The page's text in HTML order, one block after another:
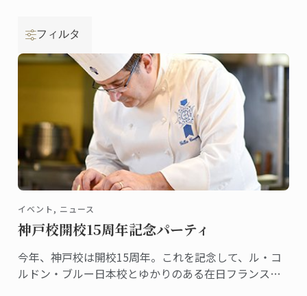
フィルタ
イベント, ニュース
神戸校開校15周年記念パーティ
今年、神戸校は開校15周年。これを記念して、ル・コ
ルドン・ブルー日本校とゆかりのある在日フランス商